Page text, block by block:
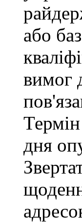
або
вимог
дня